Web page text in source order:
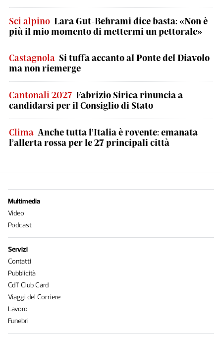
Sci alpino Lara Gut-Behrami dice basta: «Non è
più il mio momento di mettermi un pettorale»
Castagnola Si tuffa accanto al Ponte del Diavolo
ma non riemerge
Cantonali 2027 Fabrizio Sirica rinuncia a
candidarsi per il Consiglio di Stato
Clima Anche tutta l’Italia è rovente: emanata
l’allerta rossa per le 27 principali città
Multimedia
Video
Podcast
Servizi
Contatti
Pubblicità
CdT Club Card
Viaggi del Corriere
Lavoro
Funebri